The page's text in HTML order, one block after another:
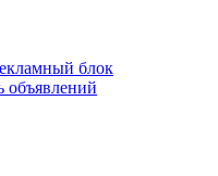
блок
объявлений